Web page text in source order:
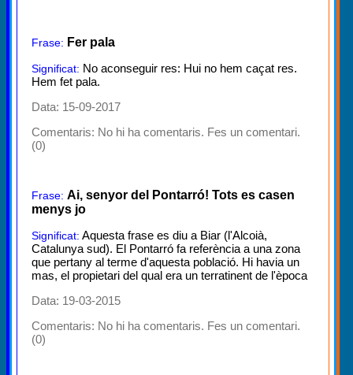
Frase: Fer pala
Significat: No aconseguir res: Hui no hem caçat res.
Hem fet pala.
Data: 15-09-2017
Comentaris: No hi ha comentaris. Fes un comentari.
(0)
Frase: Ai, senyor del Pontarró! Tots es casen
menys jo
Significat: Aquesta frase es diu a Biar (l'Alcoià,
Catalunya sud). El Pontarró fa referència a una zona
que pertany al terme d'aquesta població. Hi havia un
mas, el propietari del qual era un terratinent de l'època
Data: 19-03-2015
Comentaris: No hi ha comentaris. Fes un comentari.
(0)